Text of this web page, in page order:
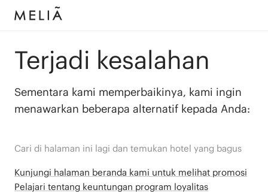
Terjadi kesalahan
Sementara kami memperbaikinya, kami ingin
menawarkan beberapa alternatif kepada Anda:
Cari di halaman ini lagi dan temukan hotel yang bagus
Kunjungi halaman beranda kami untuk melihat promosi
Pelajari tentang keuntungan program loyalitas